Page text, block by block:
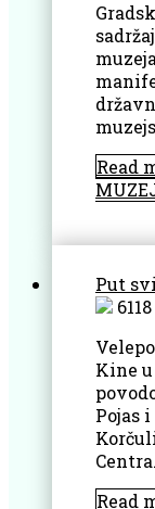
Read
Put
6118
Kine
Pojas
Centra.
Read